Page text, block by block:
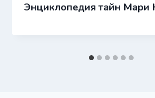
Энциклопедия тайн Мари